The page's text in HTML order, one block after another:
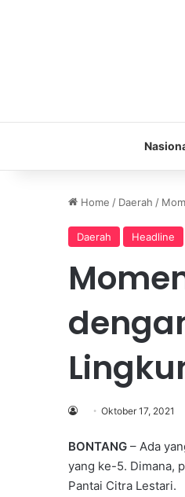
Home / Daerah /
Daerah Headline
Oktober 17, 2021
BONTANG – Ada
yang ke-5. Dimana,
Pantai Citra Lestari.